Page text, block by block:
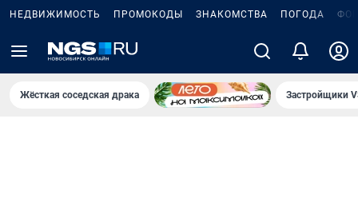
НЕДВИЖИМОСТЬ ПРОМОКОДЫ ЗНАКОМСТВА ПОГОДА
Жёсткая соседская драка Застройщики